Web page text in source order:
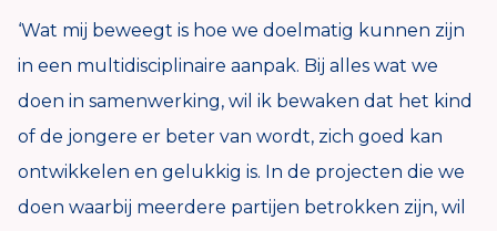
‘Wat mij beweegt is hoe we doelmatig kunnen zijn
in een multidisciplinaire aanpak. Bij alles wat we
doen in samenwerking, wil ik bewaken dat het kind
of de jongere er beter van wordt, zich goed kan
ontwikkelen en gelukkig is. In de projecten die we
doen waarbij meerdere partijen betrokken zijn, wil